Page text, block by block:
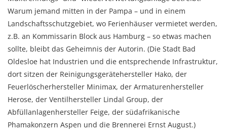
Warum jemand mitten in der Pampa – und in einem
Landschaftsschutzgebiet, wo Ferienhäuser vermietet werden,
z.B. an Kommissarin Block aus Hamburg – so etwas machen
sollte, bleibt das Geheimnis der Autorin. (Die Stadt Bad
Oldesloe hat Industrien und die entsprechende Infrastruktur,
dort sitzen der Reinigungsgerätehersteller Hako, der
Feuerlöscherhersteller Minimax, der Armaturenhersteller
Herose, der Ventilhersteller Lindal Group, der
Abfüllanlagenhersteller Feige, der südafrikanische
Phamakonzern Aspen und die Brennerei Ernst August.)